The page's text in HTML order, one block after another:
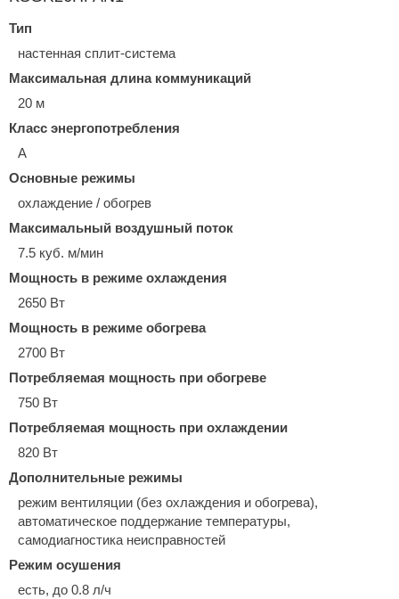
Тип
настенная сплит-система
Максимальная длина коммуникаций
20 м
Класс энергопотребления
A
Основные режимы
охлаждение / обогрев
Максимальный воздушный поток
7.5 куб. м/мин
Мощность в режиме охлаждения
2650 Вт
Мощность в режиме обогрева
2700 Вт
Потребляемая мощность при обогреве
750 Вт
Потребляемая мощность при охлаждении
820 Вт
Дополнительные режимы
режим вентиляции (без охлаждения и обогрева),
автоматическое поддержание температуры,
самодиагностика неисправностей
Режим осушения
есть, до 0.8 л/ч